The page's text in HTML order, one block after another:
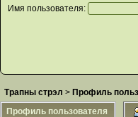
Имя пользователя:
Трапны стрэл > Профиль
Профиль пользователя